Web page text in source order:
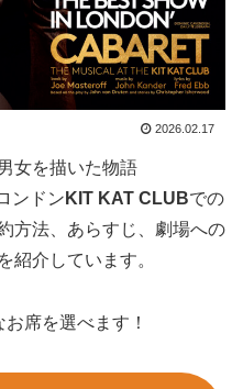
2026.02.17
女を描いた物語
ンドン KIT KAT CLUBでの
方法、あらすじ、劇場への
紹介しています。
席を選べます！